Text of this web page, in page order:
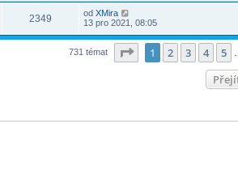
2349 od XMira
13 pro 2021, 08:05
731 témat Stránka z
1 2 3 4 5